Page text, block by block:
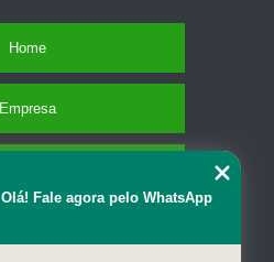
Home
Empresa
Olá! Fale agora pelo WhatsApp